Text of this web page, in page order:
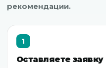
рекомендации.
1
Оставляете заявку